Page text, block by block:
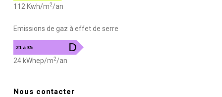
112 Kwh/m2/an
Emissions de gaz à effet de serre
24 kWhep/m2/an
Nous contacter